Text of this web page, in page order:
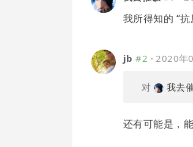
我所得知的 “
jb #2 · 2020年
对 我去
还有可能是，